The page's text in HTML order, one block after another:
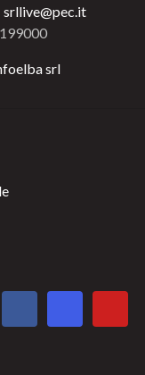
srllive@pec.it
srl